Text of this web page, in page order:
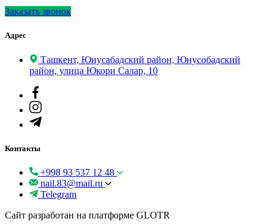
Заказать звонок
Адрес
Ташкент, Юнусабадский район, Юнусобадский
район, улица Юкори Салар, 10
Контакты
+998 93 537 12 48
nail.83@mail.ru
Telegram
Сайт разработан на платформе GLOTR